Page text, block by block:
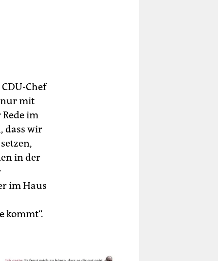
Chef
nur mit
im
dass wir
in der
im Haus
kommt“.